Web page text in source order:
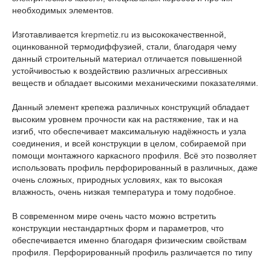
необходимых элементов.
Изготавливается krepmetiz.ru из высококачественной,
оцинкованной термодиффузией, стали, благодаря чему
данный строительный материал отличается повышенной
устойчивостью к воздействию различных агрессивных
веществ и обладает высокими механическими показателями.
Данный элемент крепежа различных конструкций обладает
высоким уровнем прочности как на растяжение, так и на
изгиб, что обеспечивает максимальную надёжность и узла
соединения, и всей конструкции в целом, собираемой при
помощи монтажного каркасного профиля. Всё это позволяет
использовать профиль перфорированный в различных, даже
очень сложных, природных условиях, как то высокая
влажность, очень низкая температура и тому подобное.
В современном мире очень часто можно встретить
конструкции нестандартных форм и параметров, что
обеспечивается именно благодаря физическим свойствам
профиля. Перфорированный профиль различается по типу